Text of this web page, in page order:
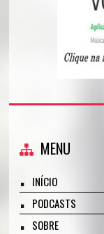
MENU
INÍCIO
PODCASTS
SOBRE